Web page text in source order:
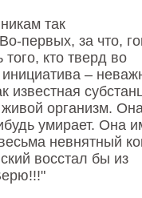
так
первых, за что,
кто тверд во
–
известная
организм.
умирает. Она
невнятный
восстал бы из